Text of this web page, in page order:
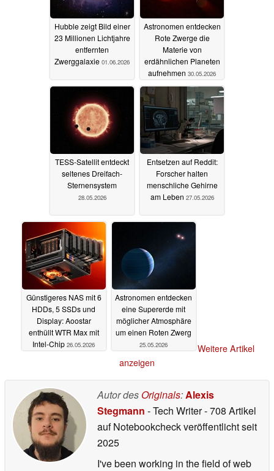
Hubble zeigt Bild einer
23 Millionen Lichtjahre
entfernten
Zwerggalaxie 01.06.2026
Astronomen entdecken
Rote Zwerge die
Materie von
erdähnlichen Planeten
aufnehmen 30.05.2026
TESS-Satellit entdeckt
seltenes Dreifach-
Sternensystem
28.05.2026
Entsetzen auf Reddit:
Forscher halten
menschliche Gehirne
am Leben 27.05.2026
Günstigeres NAS mit 6
HDDs, 5 SSDs und
Display: Aoostar
enthüllt WTR Max mit
Intel-Chip 26.05.2026
Astronomen entdecken
eine Supererde mit
möglicher Atmosphäre
um einen Roten Zwerg
25.05.2026
Weitere Artikel
anzeigen
Autor des Originals:Alexis
Stegmann - Tech Writer- 708 Artikel
auf Notebookcheck veröffentlichtseit
2025
I've been working in the field of web